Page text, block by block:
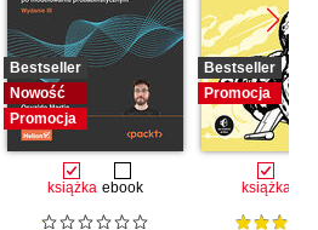
Bestseller
Nowość
Promocja
książka ebook
Bestseller
Promocja
książka